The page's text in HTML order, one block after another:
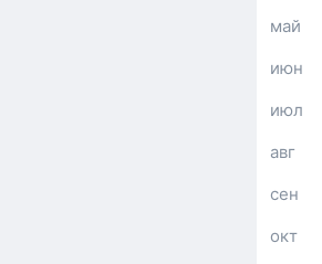
май
июн
июл
авг
сен
окт